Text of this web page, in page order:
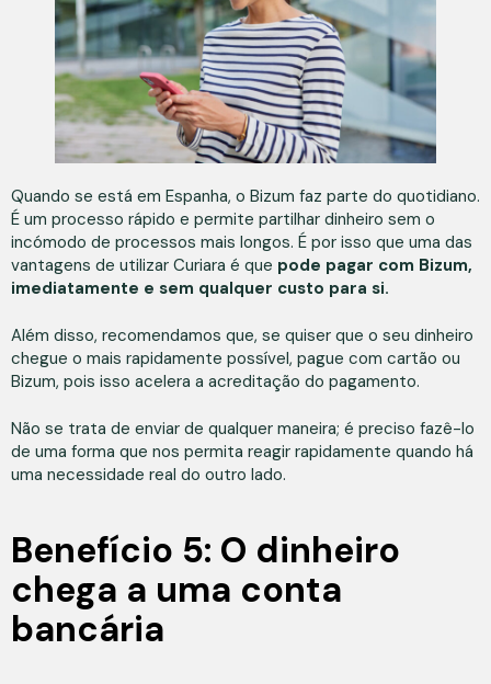
Quando se está em Espanha, o Bizum faz parte do quotidiano.
É um processo rápido e permite partilhar dinheiro sem o
incómodo de processos mais longos. É por isso que uma das
vantagens de utilizar Curiara é que pode pagar com Bizum,
imediatamente e sem qualquer custo para si.
Além disso, recomendamos que, se quiser que o seu dinheiro
chegue o mais rapidamente possível, pague com cartão ou
Bizum, pois isso acelera a acreditação do pagamento.
Não se trata de enviar de qualquer maneira; é preciso fazê-lo
de uma forma que nos permita reagir rapidamente quando há
uma necessidade real do outro lado.
Benefício 5: O dinheiro
chega a uma conta
bancária